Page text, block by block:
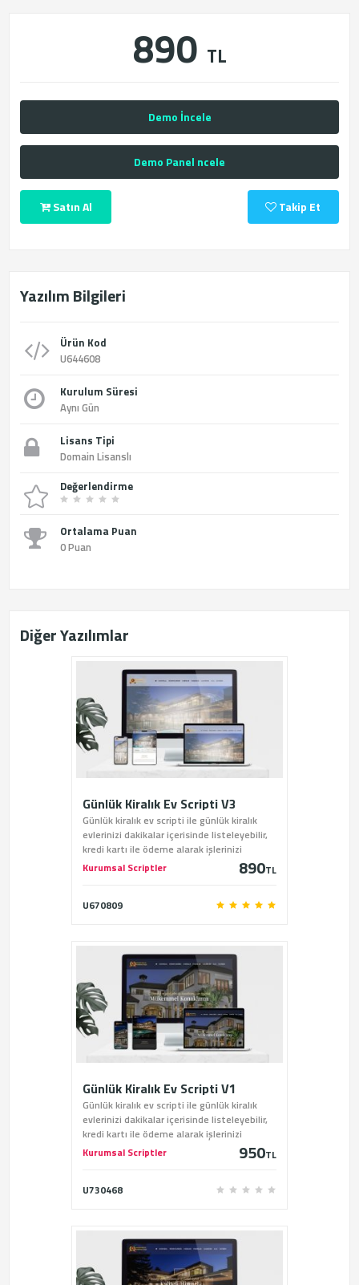
890 TL
Demo İncele
Demo Panel ncele
Satın Al Takip Et
Yazılım Bilgileri
Ürün Kod
U644608
Kurulum Süresi
Aynı Gün
Lisans Tipi
Domain Lisanslı
Değerlendirme
Ortalama Puan
0 Puan
Diğer Yazılımlar
Günlük Kiralık Ev Scripti V3
Günlük kiralık ev scripti ile günlük kiralık
evlerinizi dakikalar içerisinde listeleyebilir,
kredi kartı ile ödeme alarak işlerinizi
kolaylaştırabilirsiniz.
Kurumsal Scriptler 890TL
U670809
Günlük Kiralık Ev Scripti V1
Günlük kiralık ev scripti ile günlük kiralık
evlerinizi dakikalar içerisinde listeleyebilir,
kredi kartı ile ödeme alarak işlerinizi
kolaylaştırabilirsiniz.
Kurumsal Scriptler 950TL
U730468